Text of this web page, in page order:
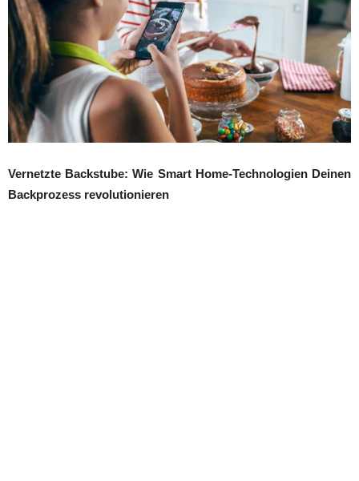
Vernetzte Backstube: Wie Smart Home-Technologien Deinen
Backprozess revolutionieren